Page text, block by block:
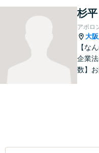
けて
道筋
杉
アポロ
大
【な
企業
数】